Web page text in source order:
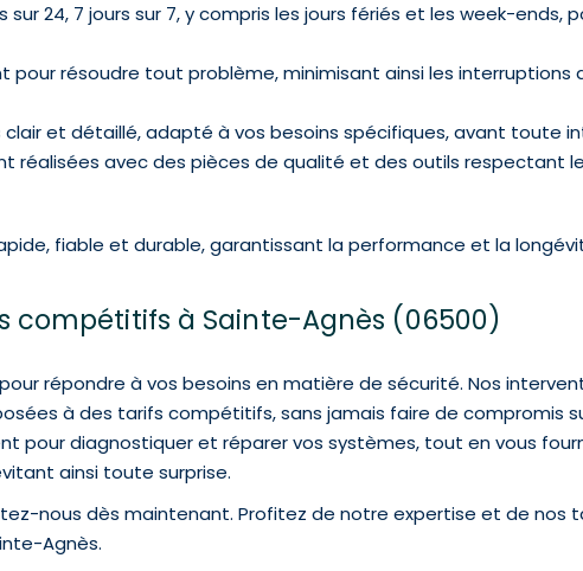
24, 7 jours sur 7, y compris les jours fériés et les week-ends,
résoudre tout problème, minimisant ainsi les interruptions
et détaillé, adapté à vos besoins spécifiques, avant toute
réalisées avec des pièces de qualité et des outils respectant
fiable et durable, garantissant la performance et la
compétitifs à Sainte-Agnès (06500)
répondre à vos besoins en matière de sécurité. Nos
à des tarifs compétitifs, sans jamais faire de compromis
pour diagnostiquer et réparer vos systèmes, tout en vous
ainsi toute surprise.
nous dès maintenant. Profitez de notre expertise et de nos
Agnès.